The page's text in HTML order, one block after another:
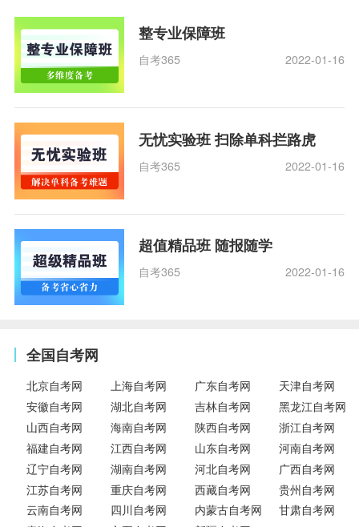
整专业保障班
自考365 2022-01-16
无忧实验班 扫除单科拦路虎
自考365 2022-01-16
超值精品班 随报随学
自考365 2022-01-16
全国自考网
北京自考网 上海自考网 广东自考网
天津自考网
安徽自考网
湖北自考网 吉林自考网
黑龙江自考网
山西自考网
海南自考网 陕西自考网
浙江自考网
福建自考网
江西自考网 山东自考网
河南自考网
辽宁自考网
湖南自考网 河北自考网
广西自考网
江苏自考网
重庆自考网 西藏自考网
贵州自考网
云南自考网
四川自考网 内蒙古自考网
甘肃自考网